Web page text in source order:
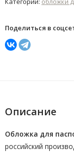
Поделиться в
Описание
Обложка для
российский